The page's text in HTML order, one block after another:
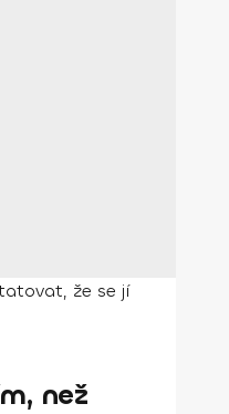
že se jí
než